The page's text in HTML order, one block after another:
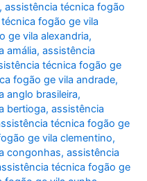
,assistência técnica fogão
fogão ge vila
ge vila alexandria,
amália,assistência
técnica fogão ge
fogão ge vila andrade,
anglo brasileira,
bertioga,assistência
técnica fogão ge
ge vila clementino,
congonhas,assistência
técnica fogão ge